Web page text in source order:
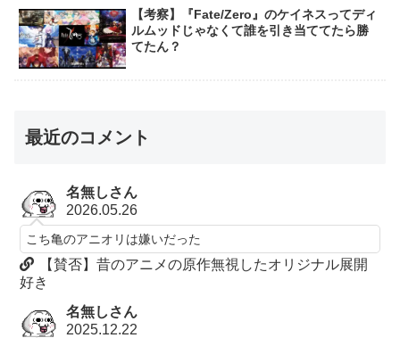
【考察】『Fate/Zero』のケイネスってディ
ルムッドじゃなくて誰を引き当ててたら勝
てたん？
最近のコメント
名無しさん
2026.05.26
こち亀のアニオリは嫌いだった
【賛否】昔のアニメの原作無視したオリジナル展開
好き
名無しさん
2025.12.22